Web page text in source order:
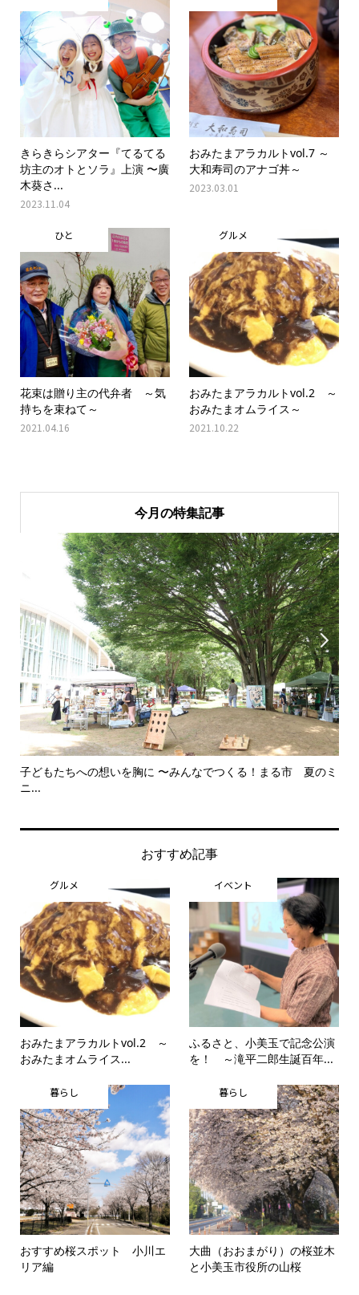
きらきらシアター『てるてる
坊主のオトとソラ』上演 〜廣
木葵さ...
2023.11.04
おみたまアラカルトvol.7 ～
大和寿司のアナゴ丼～
2023.03.01
ひと
花束は贈り主の代弁者 ～気
持ちを束ねて～
2021.04.16
グルメ
おみたまアラカルトvol.2 ～
おみたまオムライス～
2021.10.22
今月の特集記事

子どもたちへの想いを胸に 〜みんなでつくる！まる市 夏のミ
ニ...

おすすめ記事
グルメ
おみたまアラカルトvol.2 ～
おみたまオムライス...
イベント
ふるさと、小美玉で記念公演
を！ ～滝平二郎生誕百年...
暮らし
おすすめ桜スポット 小川エ
リア編
暮らし
大曲（おおまがり）の桜並木
と小美玉市役所の山桜